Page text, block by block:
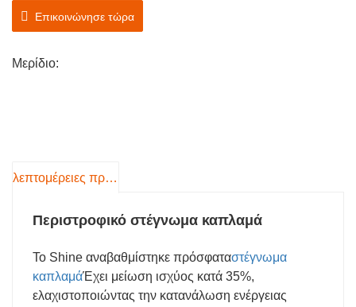
Επικοινώνησε τώρα
Μερίδιο:
λεπτομέρειες προιόντος
Περιστροφικό στέγνωμα καπλαμά
Το Shine αναβαθμίστηκε πρόσφαταστέγνωμα
καπλαμάΈχει μείωση ισχύος κατά 35%,
ελαχιστοποιώντας την κατανάλωση ενέργειας